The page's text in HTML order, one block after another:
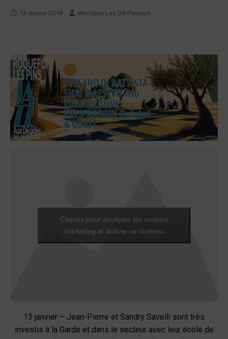
13 janvier 2018 Morgane Las Dit Peisson
Cliquez pour accepter les cookies
marketing et activer ce contenu
13 janvier – Jean-Pierre et Sandry Savelli sont très
investis à la Garde et dans le secteur avec leur école de